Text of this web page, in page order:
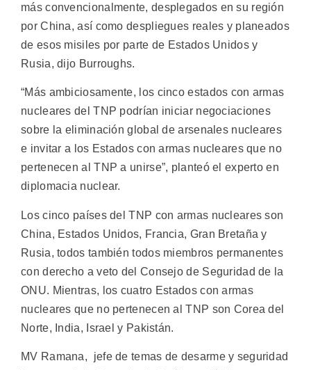
más convencionalmente, desplegados en su región
por China, así como despliegues reales y planeados
de esos misiles por parte de Estados Unidos y
Rusia, dijo Burroughs.
“Más ambiciosamente, los cinco estados con armas
nucleares del TNP podrían iniciar negociaciones
sobre la eliminación global de arsenales nucleares
e invitar a los Estados con armas nucleares que no
pertenecen al TNP a unirse”, planteó el experto en
diplomacia nuclear.
Los cinco países del TNP con armas nucleares son
China, Estados Unidos, Francia, Gran Bretaña y
Rusia, todos también todos miembros permanentes
con derecho a veto del Consejo de Seguridad de la
ONU. Mientras, los cuatro Estados con armas
nucleares que no pertenecen al TNP son Corea del
Norte, India, Israel y Pakistán.
MV Ramana, jefe de temas de desarme y seguridad